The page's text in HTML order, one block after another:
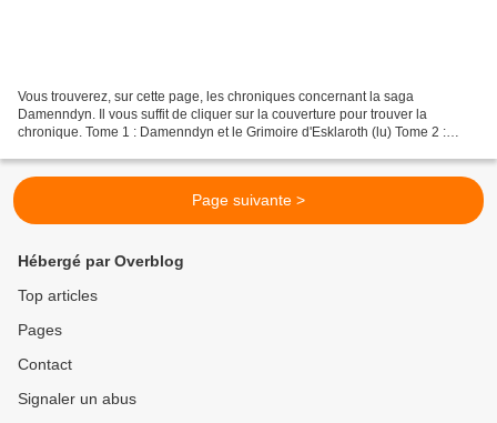
Vous trouverez, sur cette page, les chroniques concernant la saga
Damenndyn. Il vous suffit de cliquer sur la couverture pour trouver la
chronique. Tome 1 : Damenndyn et le Grimoire d'Esklaroth (lu) Tome 2 :
Page suivante >
Hébergé par Overblog
Top articles
Pages
Contact
Signaler un abus